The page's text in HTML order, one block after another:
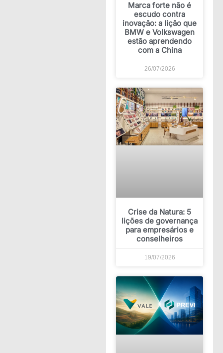
Marca forte não é
escudo contra
inovação: a lição que
BMW e Volkswagen
estão aprendendo
com a China
26/07/2026
Crise da Natura: 5
lições de governança
para empresários e
conselheiros
19/07/2026